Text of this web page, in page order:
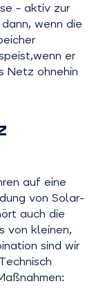
– aktiv zur
wenn die
er
Netz ohnehin
auf eine
von Solar-
auch die
von kleinen,
sind wir